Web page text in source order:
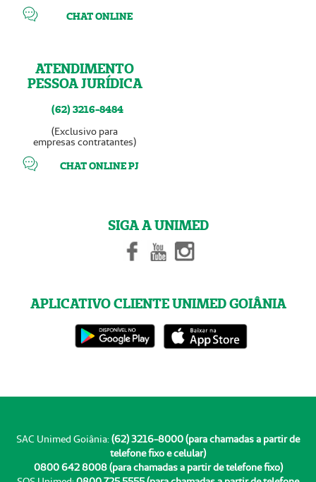
CHAT ONLINE
ATENDIMENTO
PESSOA JURÍDICA
(62) 3216-8484
(Exclusivo para
empresas contratantes)
CHAT ONLINE PJ
SIGA A UNIMED
APLICATIVO CLIENTE UNIMED GOIÂNIA
SAC Unimed Goiânia: (62) 3216-8000 (para chamadas a partir de
telefone fixo e celular)
0800 642 8008 (para chamadas a partir de telefone fixo)